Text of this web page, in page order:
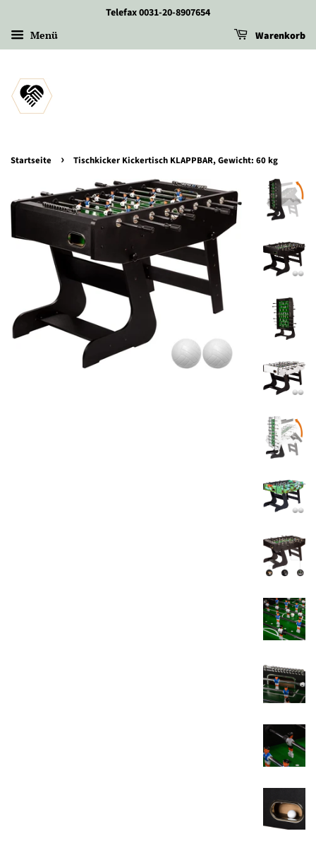
Telefax 0031-20-8907654
Menü Warenkorb
Startseite › Tischkicker Kickertisch KLAPPBAR, Gewicht: 60 kg